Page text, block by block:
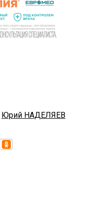
Юрий НАДЕЛЯЕВ